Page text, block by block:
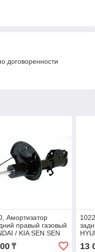
договоренности
Амортизатор
правый газовый
/ KIA SEN SEN
54661-2F000
₸ 13